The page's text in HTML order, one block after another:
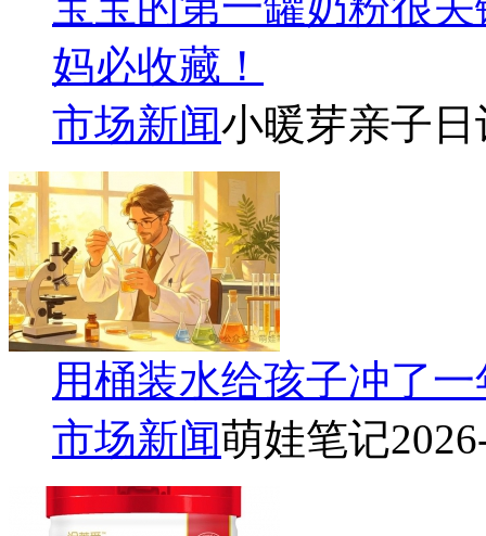
妈必收藏！
市场新闻小暖芽亲子日
用桶装水给孩子冲了
市场新闻萌娃笔记